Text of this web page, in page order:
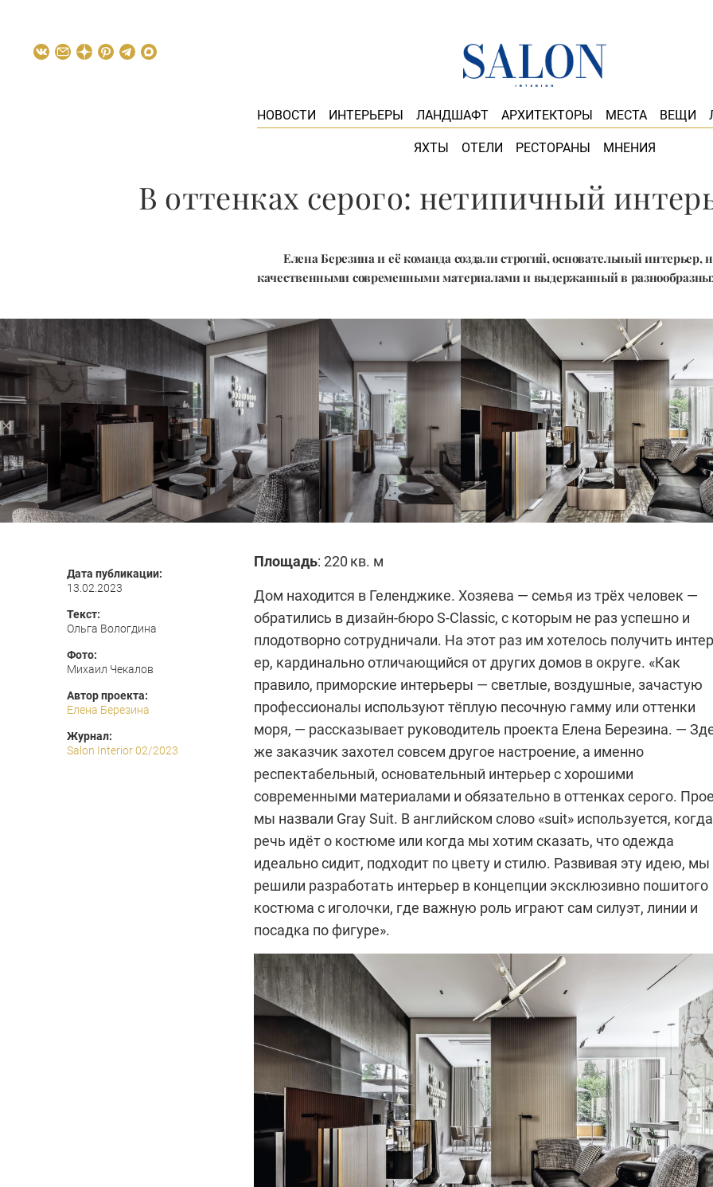
НОВОСТИ ИНТЕРЬЕРЫ ЛАНДШАФТ АРХИТЕКТОРЫ МЕСТА ВЕЩИ
ЯХТЫ ОТЕЛИ РЕСТОРАНЫ МНЕНИЯ
В оттенках серого: нетипичный
Елена Березина и её команда создали строгий, основательный интерьер,
качественными современными материалами и выдержанный в
Дата публикации:
13.02.2023
Текст:
Ольга Вологдина
Фото:
Михаил Чекалов
Автор проекта:
Елена Березина
Журнал:
Salon Interior 02/2023
Площадь: 220 кв. м
Дом находится в Геленджике. Хозяева — семья из трёх человек —
обратились в дизайн-бюро S-Classic, с которым не раз успешно и
плодотворно сотрудничали. На этот раз им хотелось получить
ер, кардинально отличающийся от других домов в округе. «Как
правило, приморские интерьеры — светлые, воздушные, зачастую
профессионалы используют тёплую песочную гамму или оттенки
моря, — рассказывает руководитель проекта Елена Бере­зи­на. —
же заказчик захотел совсем другое настроение, а именно
респектабельный, основательный интерьер с хорошими
современными материалами и обязательно в оттенках серого.
мы назвали Gray Suit. В английском слово «suit» используется, когда
речь идёт о костюме или когда мы хотим сказать, что одежда
идеально сидит, подходит по цвету и стилю. Развивая эту идею, мы
решили разработать интерьер в концепции эксклюзивно пошитого
костюма с иголочки, где важную роль играют сам силуэт, линии и
посадка по фигуре».